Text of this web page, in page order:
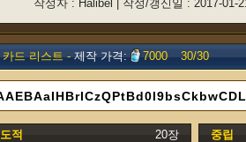
작성자 : Halibel | 작성/갱신일 : 2017-01-
카드 리스트 -제작 가격: 7000 30/30
도적
20장
중립